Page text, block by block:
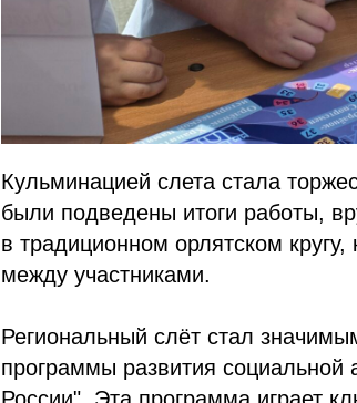
Кульминацией слета стала
были подведены итоги работы,
в традиционном орлятском
между участниками.
Региональный слёт стал
программы развития